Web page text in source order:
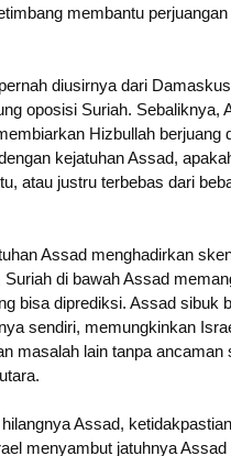
membantu
diusirnya dari
oposisi Suriah. Sebaliknya,
Hizbullah berjuang
kejatuhan Assad,
atau justru terbebas dari
Assad menghadirkan
Suriah di bawah Assad
bisa diprediksi. Assad sibuk
sendiri, memungkinkan
masalah lain tanpa ancaman
Assad, ketidakpastian
menyambut jatuhnya Assad